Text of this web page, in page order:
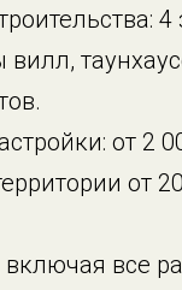
от 2
от
все